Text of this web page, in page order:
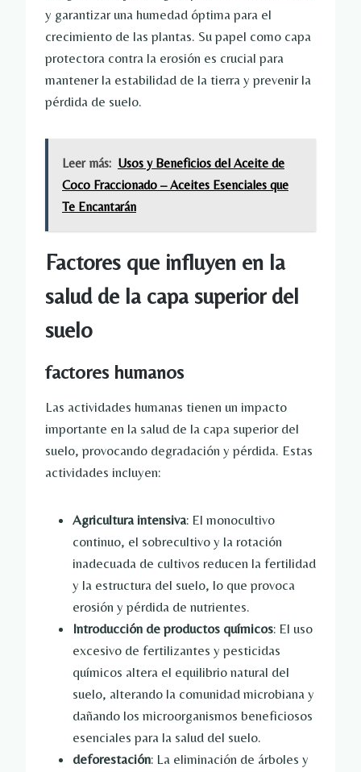
y garantizar una humedad óptima para el
crecimiento de las plantas. Su papel como capa
protectora contra la erosión es crucial para
mantener la estabilidad de la tierra y prevenir la
pérdida de suelo.
Leer más: Usos y Beneficios del Aceite de
Coco Fraccionado – Aceites Esenciales que
Te Encantarán
Factores que influyen en la
salud de la capa superior del
suelo
factores humanos
Las actividades humanas tienen un impacto
importante en la salud de la capa superior del
suelo, provocando degradación y pérdida. Estas
actividades incluyen:
Agricultura intensiva: El monocultivo
continuo, el sobrecultivo y la rotación
inadecuada de cultivos reducen la fertilidad
y la estructura del suelo, lo que provoca
erosión y pérdida de nutrientes.
Introducción de productos químicos: El uso
excesivo de fertilizantes y pesticidas
químicos altera el equilibrio natural del
suelo, alterando la comunidad microbiana y
dañando los microorganismos beneficiosos
esenciales para la salud del suelo.
deforestación: La eliminación de árboles y